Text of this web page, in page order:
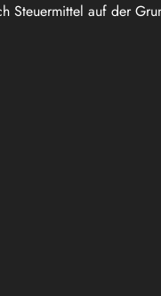
Steuermittel auf der